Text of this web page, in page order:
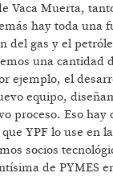
Vaca Muerta,
hay toda una
del gas y el
una cantidad
ejemplo, el
equipo,
proceso. Eso hay
YPF lo use en
socios
de PYMES